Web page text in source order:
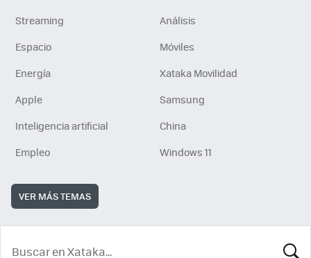
Streaming
Análisis
Espacio
Móviles
Energía
Xataka Movilidad
Apple
Samsung
Inteligencia artificial
China
Empleo
Windows 11
VER MÁS TEMAS